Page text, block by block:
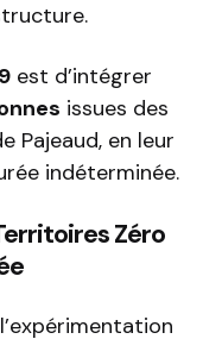
est d’intégrer
issues des
Pajeaud, en leur
indéterminée.
Zéro